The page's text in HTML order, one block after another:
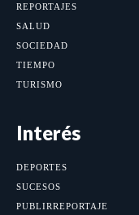
REPORTAJES
SALUD
SOCIEDAD
TIEMPO
TURISMO
Interés
DEPORTES
SUCESOS
PUBLIRREPORTAJE